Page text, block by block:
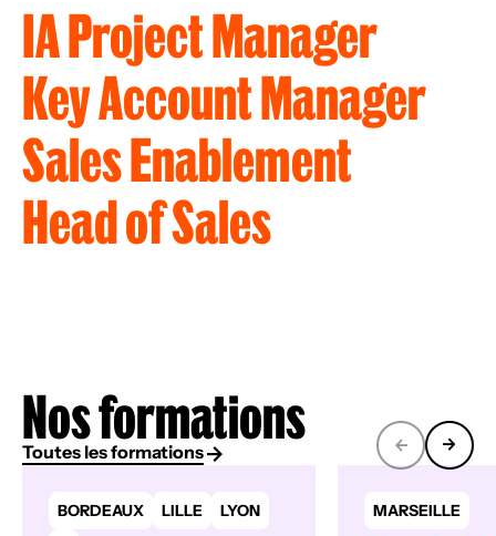
IA Project Manager
Key Account Manager
Sales Enablement
Head of Sales
Nos formations
Toutes les formations
BORDEAUX LILLE
LYON
MARSEILLE